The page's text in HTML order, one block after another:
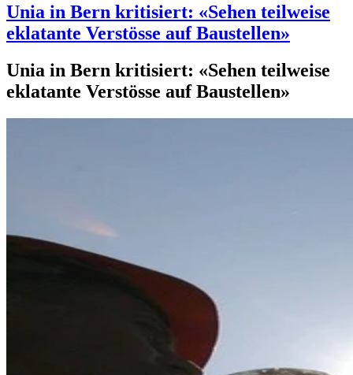
Unia in Bern kritisiert: «Sehen teilweise
eklatante Verstösse auf Baustellen»
Unia in Bern kritisiert: «Sehen teilweise
eklatante Verstösse auf Baustellen»